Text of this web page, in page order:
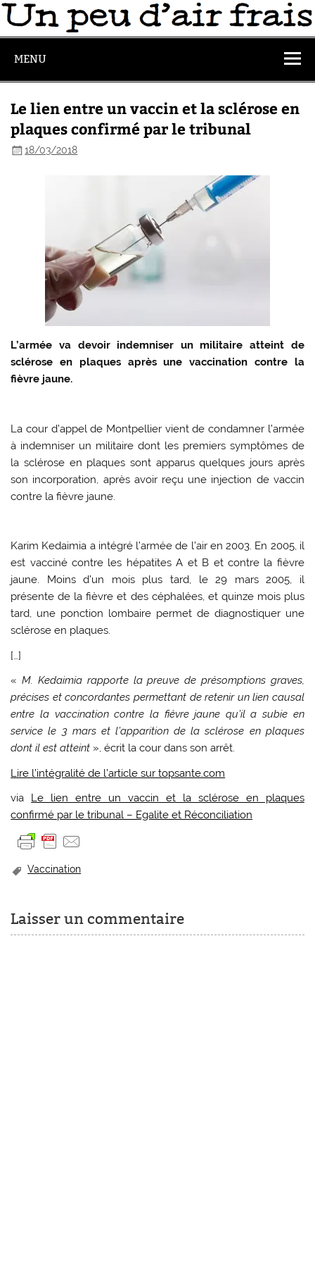
MENU
Le lien entre un vaccin et la sclérose en
plaques confirmé par le tribunal
18/03/2018
L’armée va devoir indemniser un militaire atteint de
sclérose en plaques après une vaccination contre la
fièvre jaune.
La cour d’appel de Montpellier vient de condamner l’armée
à indemniser un militaire dont les premiers symptômes de
la sclérose en plaques sont apparus quelques jours après
son incorporation, après avoir reçu une injection de vaccin
contre la fièvre jaune.
Karim Kedaimia a intégré l’armée de l’air en 2003. En 2005, il
est vacciné contre les hépatites A et B et contre la fièvre
jaune. Moins d’un mois plus tard, le 29 mars 2005, il
présente de la fièvre et des céphalées, et quinze mois plus
tard, une ponction lombaire permet de diagnostiquer une
sclérose en plaques.
[…]
«M. Kedaimia rapporte la preuve de présomptions graves,
précises et concordantes permettant de retenir un lien causal
entre la vaccination contre la fièvre jaune qu’il a subie en
service le 3 mars et l’apparition de la sclérose en plaques
dont il est atteint », écrit la cour dans son arrêt.
Lire l’intégralité de l’article sur topsante.com
via Le lien entre un vaccin et la sclérose en plaques
confirmé par le tribunal – Egalite et Réconciliation
Vaccination
Laisser un commentaire